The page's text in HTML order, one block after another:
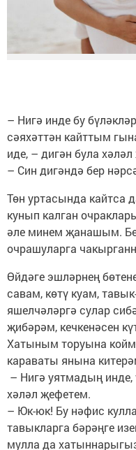
– Нигә инде бу
сәяхәттән кайттым
иде, – дигән була
– Син дигәндә бер
Төн уртасында кайтса
кунып калган
әле минем җанашым.
очрашуларга
Өйдәге эшләрнең
савам, көтү куам,
яшелчәләргә сулар
җибәрәм, кечкенәсен
Хатыным торуына
караваты янына
– Нигә уятмадың
хәләл җефетем.
– Юк-юк! Бу нәфис
тавыкларга бәрәңге
мулла да